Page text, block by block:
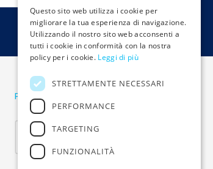
Pagamenti sicuri
Questo sito web utilizza i cookie per
migliorare la tua esperienza di navigazione.
Utilizzando il nostro sito web acconsenti a
tutti i cookie in conformità con la nostra
policy per i cookie. Leggi di più
STRETTAMENTE NECESSARI
PERFORMANCE
TARGETING
FUNZIONALITÀ